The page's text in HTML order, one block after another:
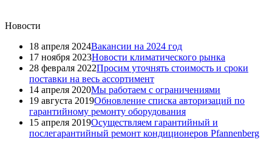
Новости
18 апреля 2024Вакансии на 2024 год
17 ноября 2023Новости климатического рынка
28 февраля 2022Просим уточнять стоимость и сроки
поставки на весь ассортимент
14 апреля 2020Мы работаем с ограничениями
19 августа 2019Обновление списка авторизаций по
гарантийному ремонту оборудования
15 апреля 2019Осуществляем гарантийный и
послегарантийный ремонт кондиционеров Pfannenberg